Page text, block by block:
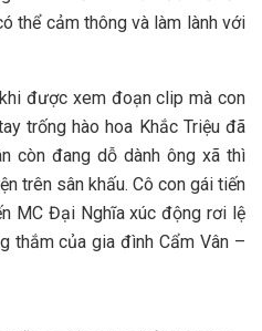
thể cảm thông và làm lành với
được xem đoạn clip mà con
trống hào hoa Khắc Triệu đã
còn đang dỗ dành ông xã thì
trên sân khấu. Cô con gái tiến
MC Đại Nghĩa xúc động rơi lệ
thắm của gia đình Cẩm Vân –